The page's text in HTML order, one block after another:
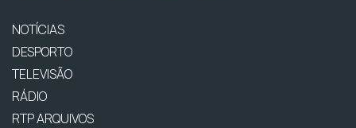
NOTÍCIAS
DESPORTO
TELEVISÃO
RÁDIO
RTP ARQUIVOS